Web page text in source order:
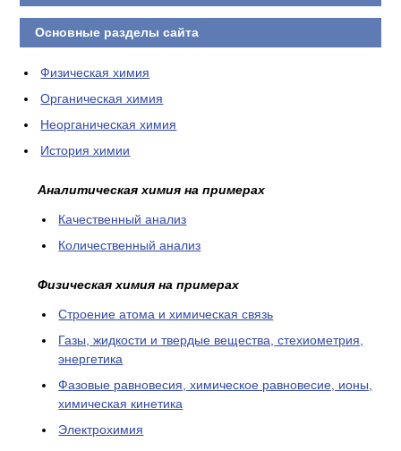
Основные разделы сайта
Физическая химия
Органическая химия
Неорганическая химия
История химии
Аналитическая химия на примерах
Качественный анализ
Количественный анализ
Физическая химия на примерах
Cтроение атома и химическая связь
Газы, жидкости и твердые вещества, стехиометрия,
энергетика
Фазовые равновесия, химическое равновесие, ионы,
химическая кинетика
Электрохимия